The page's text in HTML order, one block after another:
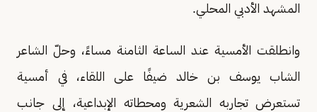
المشهد الأدبي المحلي.
وانطلقت الأمسية عند الساعة الثامنة مساءً، وحلّ الشاعر
الشاب يوسف بن خالد ضيفًا على اللقاء، في أمسية
تستعرض تجاربه الشعرية ومحطاته الإبداعية، إلى جانب